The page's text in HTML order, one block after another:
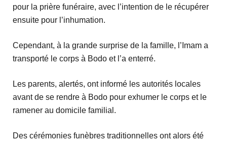
pour la prière funéraire, avec l’intention de le récupérer
ensuite pour l’inhumation.
Cependant, à la grande surprise de la famille, l’Imam a
transporté le corps à Bodo et l’a enterré.
Les parents, alertés, ont informé les autorités locales
avant de se rendre à Bodo pour exhumer le corps et le
ramener au domicile familial.
Des cérémonies funèbres traditionnelles ont alors été